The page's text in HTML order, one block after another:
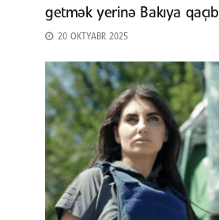
getmək yerinə Bakıya qaçıb
20 OKTYABR 2025